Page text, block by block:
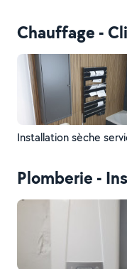
Chauffage -
Installation sèche
Plomberie -